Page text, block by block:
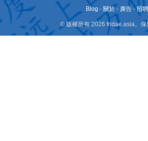
Blog - 關於 - 廣告 -招
© 版權所有 2026 fridae.asia。